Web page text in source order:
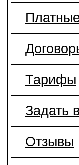
Тарифы
Задать
Отзывы